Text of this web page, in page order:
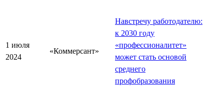
1 июля
2024
«Коммерсант»
Навстречу работодателю:
к 2030 году
«профессионалитет»
может стать основой
среднего
профобразования